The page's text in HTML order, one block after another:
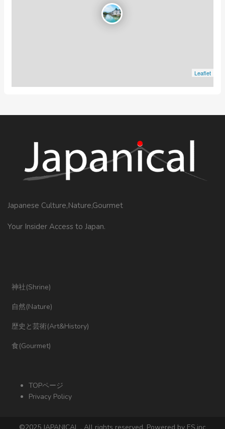
Leaflet
Japanese Culture,Nature,Gourmet
Your Insider Access to Japan.
神社(Shrine)
自然(Nature)
歴史と芸術(Art&History)
食(Gourmet)
TOPページ
Privacy Policy